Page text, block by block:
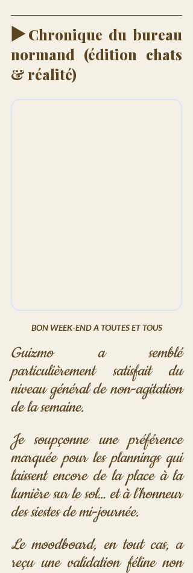
▶️Chronique du bureau
normand (édition chats
& réalité)
BON WEEK-END A TOUTES ET TOUS
Guizmo a semblé
particulièrement satisfait du
niveau général de non-agitation
de la semaine.
Je soupçonne une préférence
marquée pour les plannings qui
laissent encore de la place à la
lumière sur le sol… et à l’honneur
des siestes de mi-journée.
Le moodboard, en tout cas, a
reçu une validation féline non